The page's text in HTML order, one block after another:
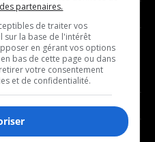
MUSIQUE
- Décompte franco
- Joué récemment
BALADOS
partenaires.
de traiter vos
sur la base de l'intérêt
en gérant vos options
bas de cette page ou dans
votre consentement
et de confidentialité.